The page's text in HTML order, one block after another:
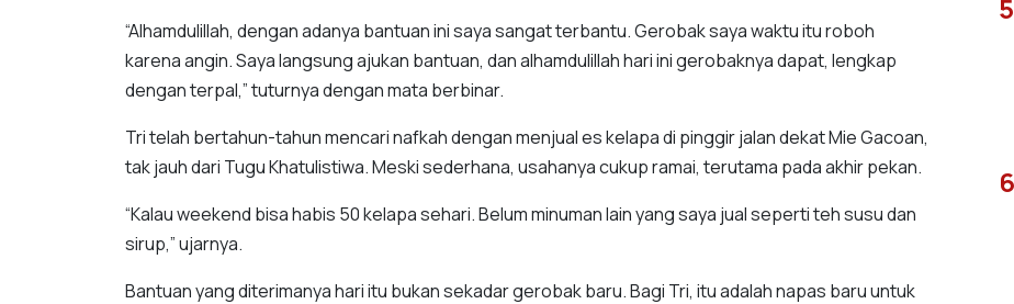
“Alhamdulillah, dengan adanya bantuan ini saya sangat terbantu. Gerobak saya waktu itu roboh
karena angin. Saya langsung ajukan bantuan, dan alhamdulillah hari ini gerobaknya dapat, lengkap
dengan terpal,” tuturnya dengan mata berbinar.
Tri telah bertahun-tahun mencari nafkah dengan menjual es kelapa di pinggir jalan dekat Mie Gacoan,
tak jauh dari Tugu Khatulistiwa. Meski sederhana, usahanya cukup ramai, terutama pada akhir pekan.
“Kalau weekend bisa habis 50 kelapa sehari. Belum minuman lain yang saya jual seperti teh susu dan
sirup,” ujarnya.
Bantuan yang diterimanya hari itu bukan sekadar gerobak baru. Bagi Tri, itu adalah napas baru untuk
5
6